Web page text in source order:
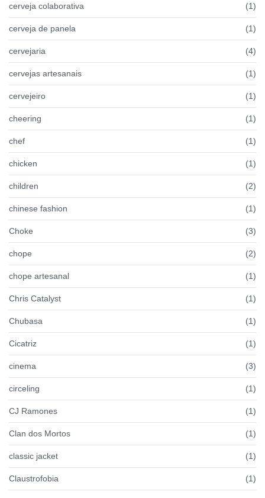
cerveja colaborativa (1)
cerveja de panela (1)
cervejaria (4)
cervejas artesanais (1)
cervejeiro (1)
cheering (1)
chef (1)
chicken (1)
children (2)
chinese fashion (1)
Choke (3)
chope (2)
chope artesanal (1)
Chris Catalyst (1)
Chubasa (1)
Cicatriz (1)
cinema (3)
circeling (1)
CJ Ramones (1)
Clan dos Mortos (1)
classic jacket (1)
Claustrofobia (1)